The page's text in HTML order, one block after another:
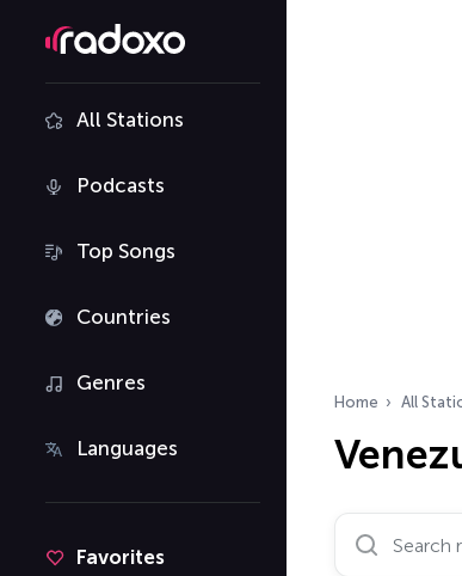
All Stations
Podcasts
Top Songs
Countries
Genres
Languages
Favorites
Home All
Search radio